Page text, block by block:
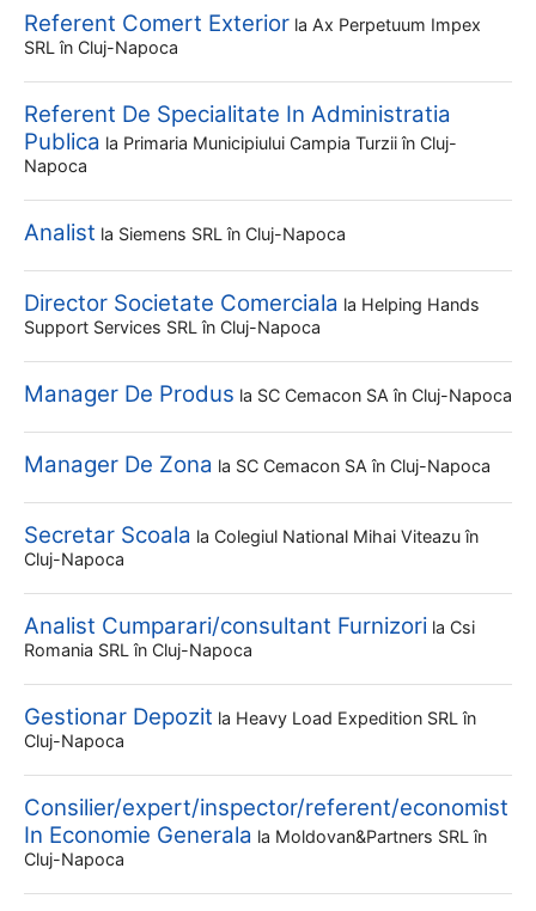
Referent Comert Exterior la Ax Perpetuum Impex
SRL în Cluj-Napoca
Referent De Specialitate In Administratia
Publica la Primaria Municipiului Campia Turzii în Cluj-
Napoca
Analist la Siemens SRL în Cluj-Napoca
Director Societate Comerciala la Helping Hands
Support Services SRL în Cluj-Napoca
Manager De Produs la SC Cemacon SA în Cluj-Napoca
Manager De Zona la SC Cemacon SA în Cluj-Napoca
Secretar Scoala la Colegiul National Mihai Viteazu în
Cluj-Napoca
Analist Cumparari/consultant Furnizori la Csi
Romania SRL în Cluj-Napoca
Gestionar Depozit la Heavy Load Expedition SRL în
Cluj-Napoca
Consilier/expert/inspector/referent/economist
In Economie Generala la Moldovan&partners SRL în
Cluj-Napoca